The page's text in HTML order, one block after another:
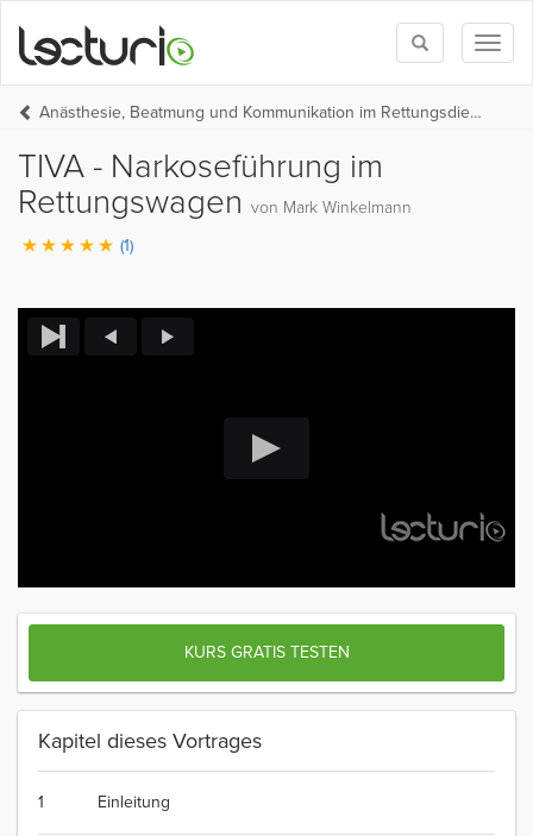
Toggle
search
Anästhesie, Beatmung und Kommunikation im Rettungsdienst
TIVA - Narkoseführung im
Rettungswagen von Mark Winkelmann
(1)
KURS GRATIS TESTEN
Kapitel dieses Vortrages
1 Einleitung